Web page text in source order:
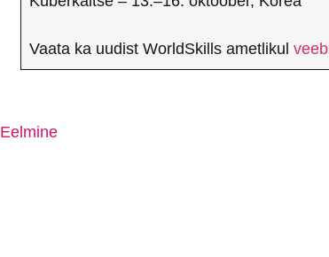
Vaata ka uudist WorldSkills ametlikul
Eelmine